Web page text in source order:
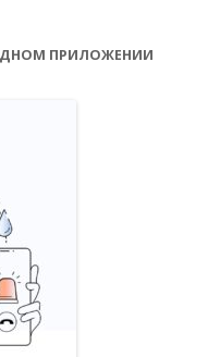
ПРИЛОЖЕНИИ